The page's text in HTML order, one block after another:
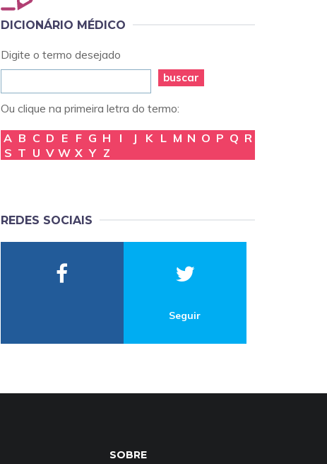
DICIONÁRIO MÉDICO
Digite o termo desejado
buscar
Ou clique na primeira letra do termo:
A B C D E F G H I J K L M N O P Q R
S T U V W X Y Z
REDES SOCIAIS
Seguir
SOBRE